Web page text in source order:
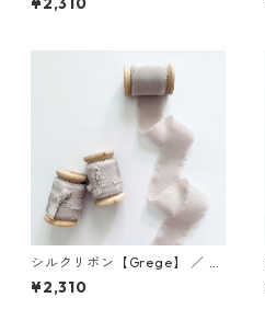
付
シルクリボン【Grege】 ／ 3c
m×5m 木製スプール付
¥2,310